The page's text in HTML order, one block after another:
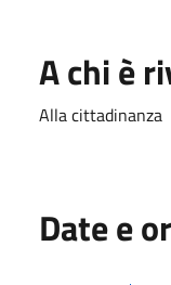
A chi è
Alla cittadinanza
Date e